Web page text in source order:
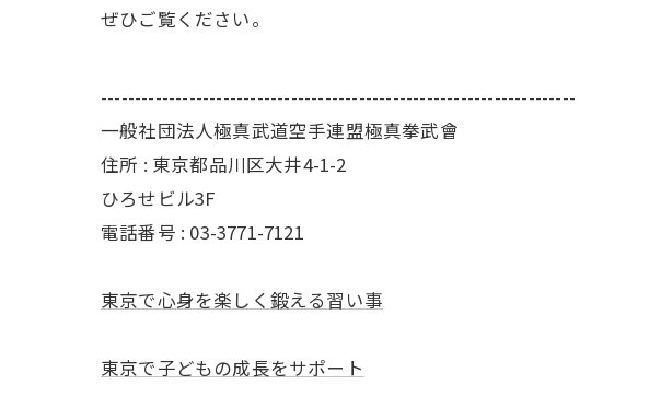
ぜひご覧ください。
----------------------------------------------------------------------
一般社団法人極真武道空手連盟極真拳武會
住所 : 東京都品川区大井4-1-2
ひろせビル3F
電話番号 : 03-3771-7121
東京で心身を楽しく鍛える習い事
東京で子どもの成長をサポート